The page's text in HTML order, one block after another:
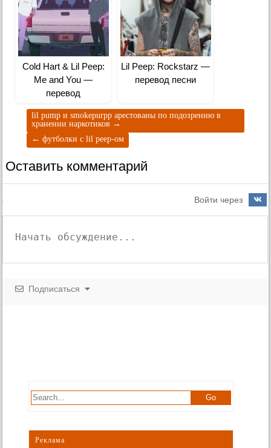
Cold Hart & Lil Peep:
Me and You —
перевод
Lil Peep: Rockstarz —
перевод песни
lil pump и smokepurpp арестованы по подозрению в
хранении наркотиков →
← футболки с lil peep-ом
Оставить комментарий
Войти через
Подписаться
Реклама